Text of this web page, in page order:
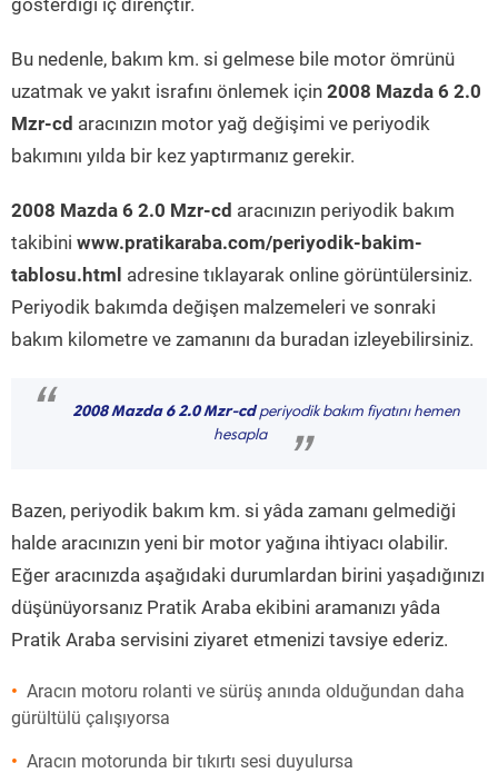
gösterdiği iç dirençtir.
Bu nedenle, bakım km. si gelmese bile motor ömrünü
uzatmak ve yakıt israfını önlemek için 2008 Mazda 6 2.0
Mzr-cd aracınızın motor yağ değişimi ve periyodik
bakımını yılda bir kez yaptırmanız gerekir.
2008 Mazda 6 2.0 Mzr-cd aracınızın periyodik bakım
takibini www.pratikaraba.com/periyodik-bakim-
tablosu.html adresine tıklayarak online görüntülersiniz.
Periyodik bakımda değişen malzemeleri ve sonraki
bakım kilometre ve zamanını da buradan izleyebilirsiniz.
“ 2008 Mazda 6 2.0 Mzr-cdperiyodik bakım fiyatını hemen
hesapla
”
Bazen, periyodik bakım km. si yâda zamanı gelmediği
halde aracınızın yeni bir motor yağına ihtiyacı olabilir.
Eğer aracınızda aşağıdaki durumlardan birini yaşadığınızı
düşünüyorsanız Pratik Araba ekibini aramanızı yâda
Pratik Araba servisini ziyaret etmenizi tavsiye ederiz.
Aracın motoru rolanti ve sürüş anında olduğundan daha
gürültülü çalışıyorsa
Aracın motorunda bir tıkırtı sesi duyulursa